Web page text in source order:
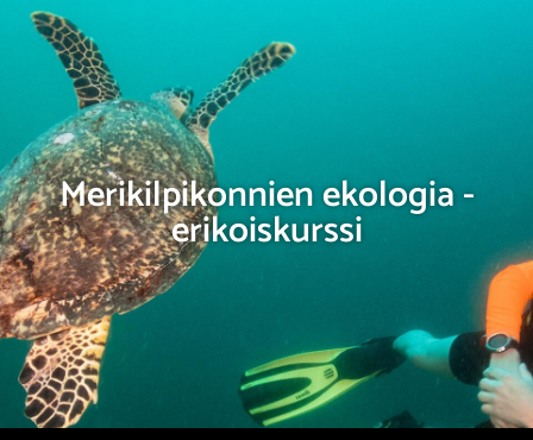
Merikilpikonnien ekologia -
erikoiskurssi